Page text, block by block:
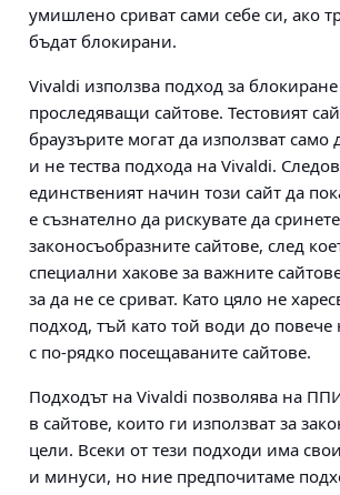
умишлено сриват сами себе си, ако
бъдат блокирани.
Vivaldi използва подход за
проследяващи сайтове. Тестовият
браузърите могат да използват само
и не тества подхода на Vivaldi.
единственият начин този сайт да
е съзнателно да рискувате да сринете
законосъобразните сайтове, след
специални хакове за важните
за да не се сриват. Като цяло не
подход, тъй като той води до повече
с по-рядко посещаваните сайтове.
Подходът на Vivaldi позволява на
в сайтове, които ги използват за
цели. Всеки от тези подходи има
и минуси, но ние предпочитаме